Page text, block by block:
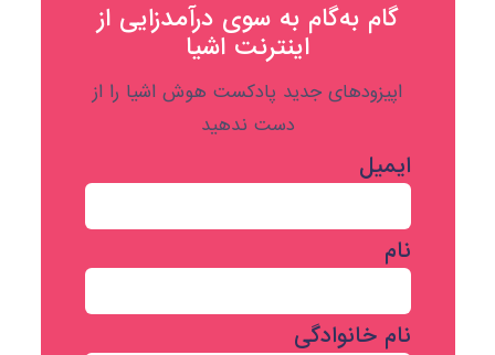
گام به‌گام به‌ سوی درآمدزایی از
اینترنت اشیا
اپیزودهای جدید پادکست هوش اشیا را از
دست ندهید
ایمیل
نام
نام خانوادگی